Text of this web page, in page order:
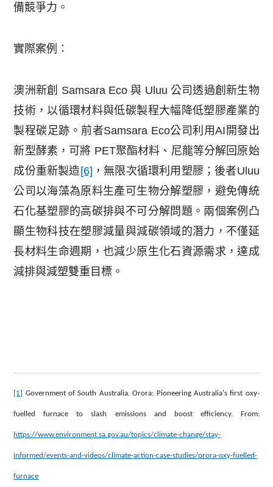
備競爭力。
實際案例：
澳洲新創 Samsara Eco 與 Uluu 公司透過創新生物
技術，以循環材料與低碳製程大幅降低塑膠產業的
製程碳足跡。前者Samsara Eco公司利用AI開發出
新型酵素，可將 PET聚酯材料、尼龍等分解回原始
成份重新製造[6] ，無限次循環利用塑膠；後者Uluu
公司以海藻為原料生產可生物分解塑膠，避免傳統
石化基塑膠的高碳排與不可分解問題。兩個案例凸
顯生物科技在塑膠減量與減碳領域的潛力，不僅延
長材料生命週期，也減少原生化石資源需求，達成
減排與減塑雙重目標。
[1] Government of South Australia. Orora: Pioneering Australia's first oxy-
fuelled furnace to slash emissions and boost efficiency. From:
https://www.environment.sa.gov.au/topics/climate-change/stay-
informed/events-and-videos/climate-action-case-studies/orora-oxy-fuelled-
furnace